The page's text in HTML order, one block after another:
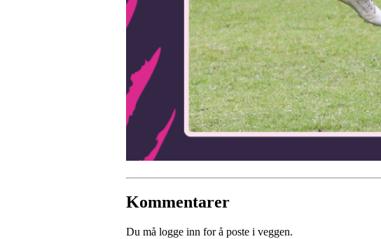
Kommentarer
Du må logge inn for å poste i veggen.